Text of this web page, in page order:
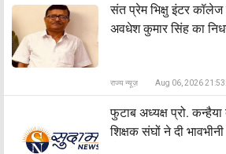
संत प्रेम भिक्षु इंटर कॉलेज के
अवधेश कुमार सिंह का
राज्य न्यूज़ Aug 06, 2026
फुटाब अध्यक्ष प्रो.
शिक्षक संघों ने दी